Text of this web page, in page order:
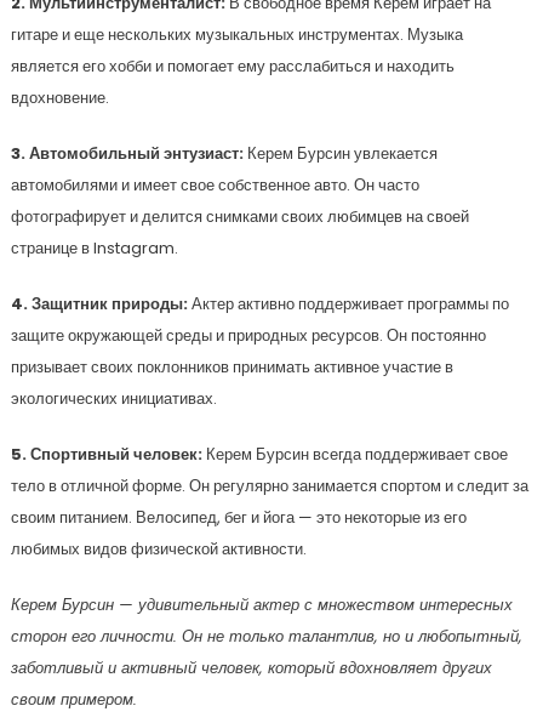
гитаре и еще нескольких музыкальных инструментах. Музыка
является его хобби и помогает ему расслабиться и находить
вдохновение.
3. Автомобильный энтузиаст:Керем Бурсин увлекается
автомобилями и имеет свое собственное авто. Он часто
фотографирует и делится снимками своих любимцев на своей
странице в Instagram.
4. Защитник природы:Актер активно поддерживает программы по
защите окружающей среды и природных ресурсов. Он постоянно
призывает своих поклонников принимать активное участие в
экологических инициативах.
5. Спортивный человек:Керем Бурсин всегда поддерживает свое
тело в отличной форме. Он регулярно занимается спортом и следит за
своим питанием. Велосипед, бег и йога — это некоторые из его
любимых видов физической активности.
Керем Бурсин — удивительный актер с множеством интересных
сторон его личности. Он не только талантлив, но и любопытный,
заботливый и активный человек, который вдохновляет других
своим примером.